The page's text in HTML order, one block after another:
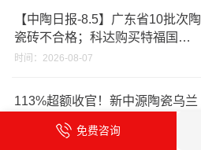
【中陶日报-8.5】广东省10批次陶
瓷砖不合格；科达购买特福国际
股份申请未通过；蒙娜丽莎5千万
破18亿元
时间：2026-08-07
113%超额收官！新中源陶瓷乌兰
时间：2026-08-07
免费咨询